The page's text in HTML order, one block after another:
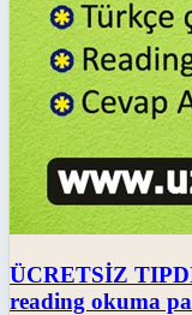
ÜCRETSİZ
reading okuma